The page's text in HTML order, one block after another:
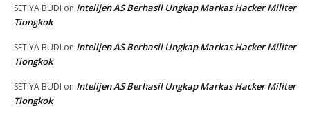
SETIYA BUDI on Intelijen AS Berhasil Ungkap Markas Hacker Militer
Tiongkok
SETIYA BUDI on Intelijen AS Berhasil Ungkap Markas Hacker Militer
Tiongkok
SETIYA BUDI on Intelijen AS Berhasil Ungkap Markas Hacker Militer
Tiongkok